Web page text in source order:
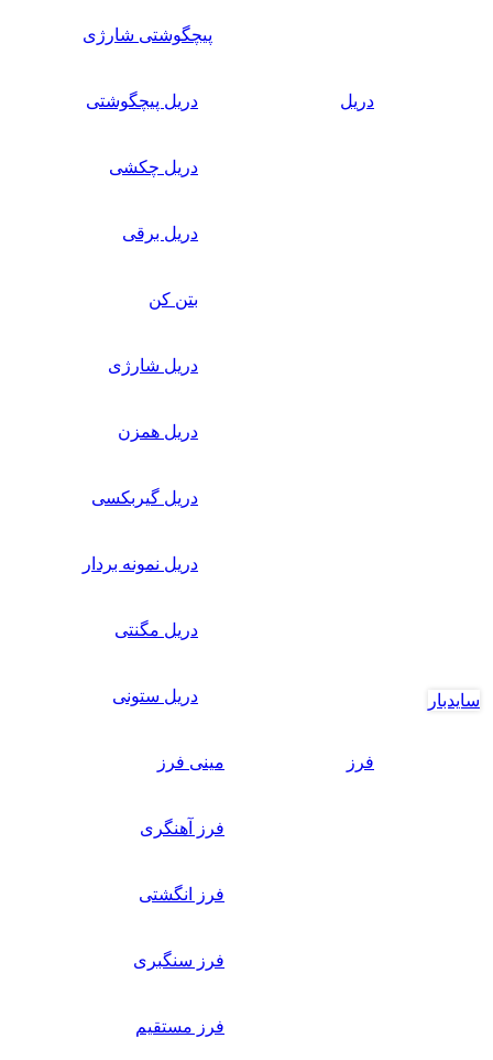
پیچگوشتی شارژی
دریل دریل پیچگوشتی
دریل چکشی
دریل برقی
بتن کن
دریل شارژی
دریل همزن
دریل گیربکسی
دریل نمونه بردار
دریل مگنتی
دریل ستونی
فرز مینی فرز
فرز آهنگری
فرز انگشتی
فرز سنگبری
فرز مستقیم
سایدبار